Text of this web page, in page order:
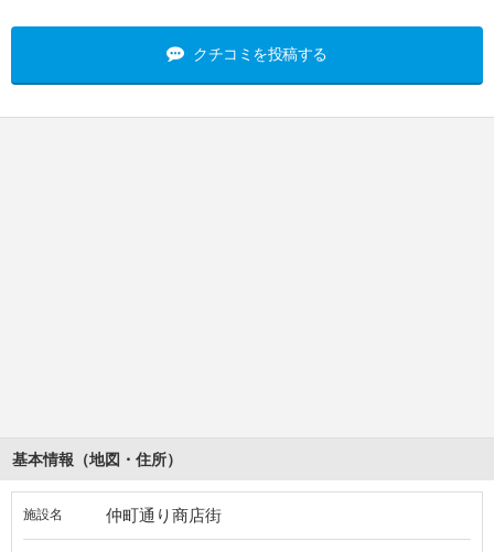
クチコミを投稿する
基本情報（地図・住所）
施設名 仲町通り商店街